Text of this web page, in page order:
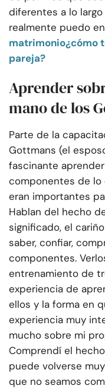
diferentes a lo
realmente puedo
matrimonio¿cómo
pareja?
Aprender
mano de los
Parte de la
Gottmans (el
fascinante
componentes de lo
eran importantes
Hablan del hecho
significado, el
saber, confiar,
componentes.
entrenamiento de
experiencia de
ellos y la forma en
experiencia muy
mucho sobre mi
Comprendí el
puede volverse
que no seamos